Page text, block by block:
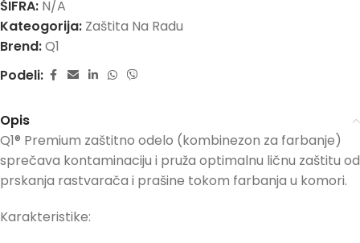
ŠIFRA: N/A
Kateogorija: Zaštita Na Radu
Brend:Q1
Podeli:
Opis
Q1® Premium zaštitno odelo (kombinezon za farbanje)
sprečava kontaminaciju i pruža optimalnu ličnu zaštitu od
prskanja rastvarača i prašine tokom farbanja u komori.
Karakteristike: